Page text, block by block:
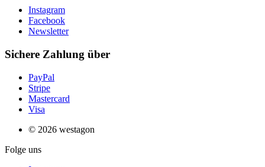
Instagram
Facebook
Newsletter
Sichere Zahlung über
PayPal
Stripe
Mastercard
Visa
© 2026 westagon
Folge uns